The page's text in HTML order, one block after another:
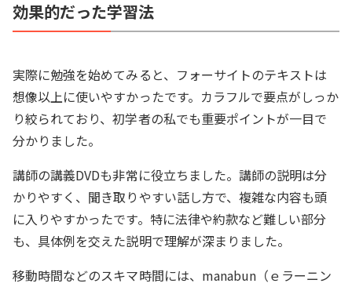
効果的だった学習法
実際に勉強を始めてみると、フォーサイトのテキストは
想像以上に使いやすかったです。カラフルで要点がしっか
り絞られており、初学者の私でも重要ポイントが一目で
分かりました。
講師の講義DVDも非常に役立ちました。講師の説明は分
かりやすく、聞き取りやすい話し方で、複雑な内容も頭
に入りやすかったです。特に法律や約款など難しい部分
も、具体例を交えた説明で理解が深まりました。
移動時間などのスキマ時間には、manabun（ｅラーニン